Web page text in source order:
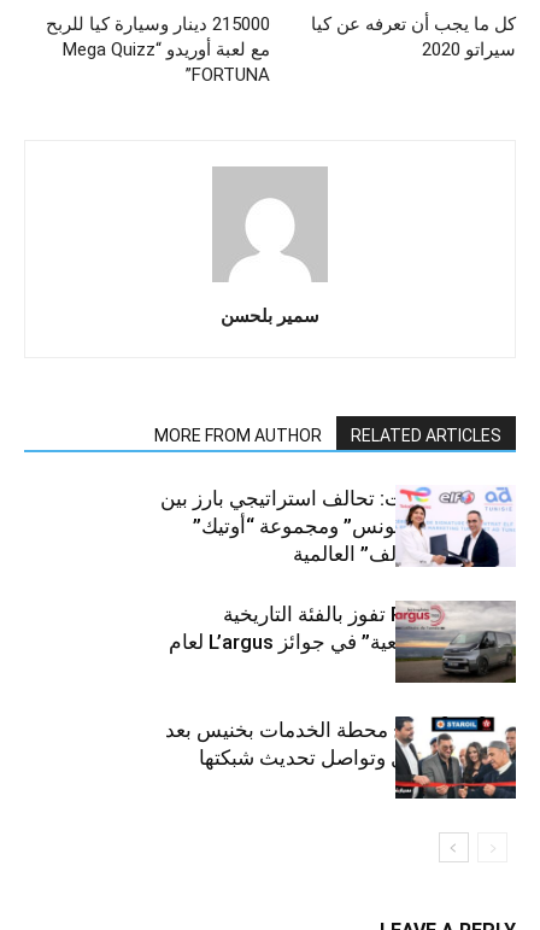
215000 دينار وسيارة كيا للربح
مع لعبة أوريدو “Mega Quizz
FORTUNA”
كل ما يجب أن تعرفه عن كيا
سيراتو 2020
سمير بلحسن
RELATED ARTICLES
MORE FROM AUTHOR
قطاع السيارات: تحالف استراتيجي بارز بين
“توتال إنرجيز تونس” ومجموعة “أوتيك”
لتوزيع زيوت “إلف” العالمية
كيا PV5 Cargo تفوز بالفئة التاريخية
“للمركبات النفعية” في جوائز L’argus لعام
2026
ستارأويل تفتتح محطة الخدمات بخنيس بعد
تجديدهابالكامل وتواصل تحديث شبكتها